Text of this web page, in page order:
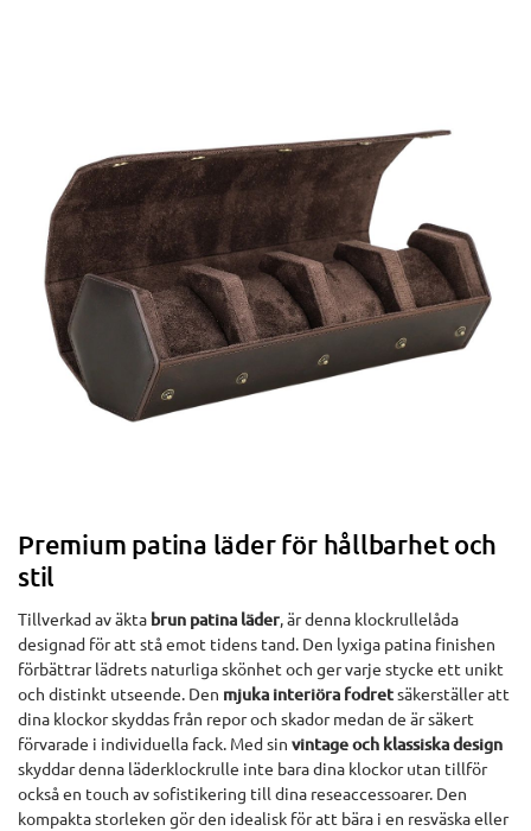
Premium patina läder för hållbarhet och
stil
Tillverkad av äkta brun patina läder, är denna klockrullelåda
designad för att stå emot tidens tand. Den lyxiga patina finishen
förbättrar lädrets naturliga skönhet och ger varje stycke ett unikt
och distinkt utseende. Den mjuka interiöra fodretsäkerställer att
dina klockor skyddas från repor och skador medan de är säkert
förvarade i individuella fack. Med sin vintage och klassiska design
skyddar denna läderklockrulle inte bara dina klockor utan tillför
också en touch av sofistikering till dina reseaccessoarer. Den
kompakta storleken gör den idealisk för att bära i en resväska eller